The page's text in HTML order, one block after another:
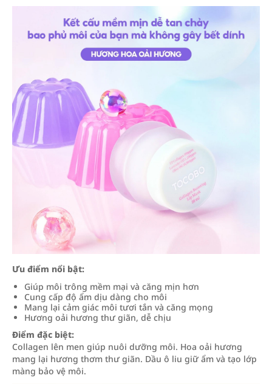
Ưu điểm nổi bật:
Giúp môi trông mềm mại và căng mịn hơn
Cung cấp độ ẩm dịu dàng cho môi
Mang lại cảm giác môi tươi tắn và căng mọng
Hương oải hương thư giãn, dễ chịu
Điểm đặc biệt:
Collagen lên men giúp nuôi dưỡng môi. Hoa oải hương
mang lại hương thơm thư giãn. Dầu ô liu giữ ẩm và tạo lớp
màng bảo vệ môi.